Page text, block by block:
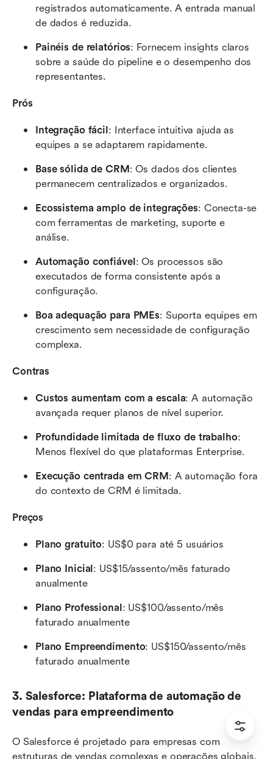
registrados automaticamente. A entrada manual
de dados é reduzida.
Painéis de relatórios: Fornecem insights claros
sobre a saúde do pipeline e o desempenho dos
representantes.
Prós
Integração fácil: Interface intuitiva ajuda as
equipes a se adaptarem rapidamente.
Base sólida de CRM: Os dados dos clientes
permanecem centralizados e organizados.
Ecossistema amplo de integrações: Conecta-se
com ferramentas de marketing, suporte e
análise.
Automação confiável: Os processos são
executados de forma consistente após a
configuração.
Boa adequação para PMEs: Suporta equipes em
crescimento sem necessidade de configuração
complexa.
Contras
Custos aumentam com a escala: A automação
avançada requer planos de nível superior.
Profundidade limitada de fluxo de trabalho:
Menos flexível do que plataformas Enterprise.
Execução centrada em CRM: A automação fora
do contexto de CRM é limitada.
Preços
Plano gratuito: US$0 para até 5 usuários
Plano Inicial: US$15/assento/mês faturado
anualmente
Plano Professional: US$100/assento/mês
faturado anualmente
Plano Empreendimento: US$150/assento/mês
faturado anualmente
3. Salesforce: Plataforma de automação de
vendas para empreendimento
O Salesforce é projetado para empresas com
estruturas de vendas complexas e operações globais.